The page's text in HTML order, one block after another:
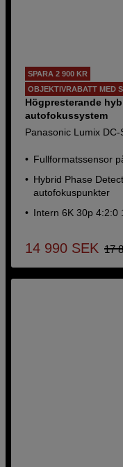
SPARA 2 900 KR
OBJEKTIVRABATT MED
Högpresterande
autofokussystem
Panasonic Lumix
Fullformatssensor
Hybrid Phase
autofokuspunkter
Intern 6K 30p 4:2:0
14 990 SEK 17